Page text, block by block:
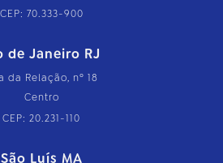
CEP: 70.333-900
de Janeiro RJ
da Relação, nº 18
Centro
CEP: 20.231-110
São Luís MA